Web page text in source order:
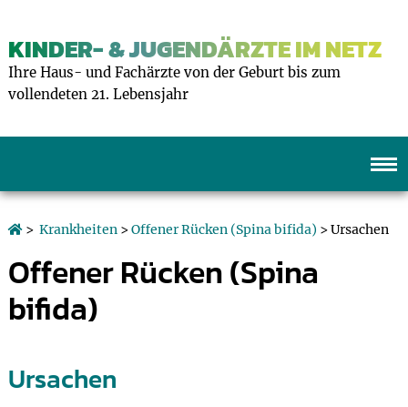
KINDER- & JUGENDÄRZTE IM NETZ
Ihre Haus- und Fachärzte von der Geburt bis zum
vollendeten 21. Lebensjahr
> Krankheiten>Offener Rücken (Spina bifida) > Ursachen
Offener Rücken (Spina
bifida)
Ursachen